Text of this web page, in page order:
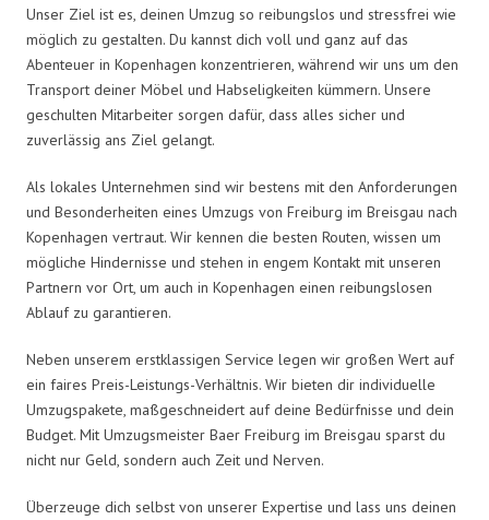
Unser Ziel ist es, deinen Umzug so reibungslos und stressfrei wie
möglich zu gestalten. Du kannst dich voll und ganz auf das
Abenteuer in Kopenhagen konzentrieren, während wir uns um den
Transport deiner Möbel und Habseligkeiten kümmern. Unsere
geschulten Mitarbeiter sorgen dafür, dass alles sicher und
zuverlässig ans Ziel gelangt.
Als lokales Unternehmen sind wir bestens mit den Anforderungen
und Besonderheiten eines Umzugs von Freiburg im Breisgau nach
Kopenhagen vertraut. Wir kennen die besten Routen, wissen um
mögliche Hindernisse und stehen in engem Kontakt mit unseren
Partnern vor Ort, um auch in Kopenhagen einen reibungslosen
Ablauf zu garantieren.
Neben unserem erstklassigen Service legen wir großen Wert auf
ein faires Preis-Leistungs-Verhältnis. Wir bieten dir individuelle
Umzugspakete, maßgeschneidert auf deine Bedürfnisse und dein
Budget. Mit Umzugsmeister Baer Freiburg im Breisgau sparst du
nicht nur Geld, sondern auch Zeit und Nerven.
Überzeuge dich selbst von unserer Expertise und lass uns deinen